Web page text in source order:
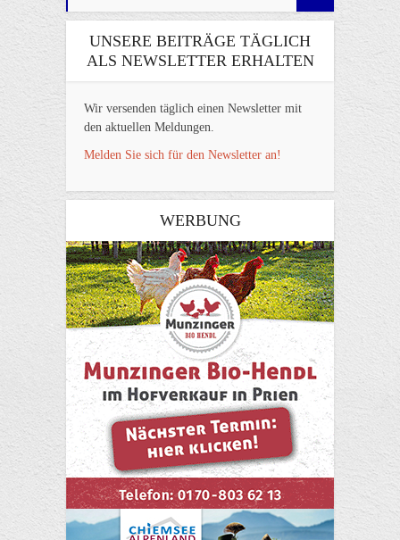
UNSERE BEITRÄGE TÄGLICH
ALS NEWSLETTER ERHALTEN
Wir versenden täglich einen Newsletter mit
den aktuellen Meldungen.
Melden Sie sich für den Newsletter an!
WERBUNG